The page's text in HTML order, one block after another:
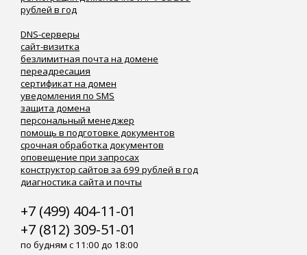
рублей в год
DNS-серверы
сайт-визитка
безлимитная почта на домене
переадресация
сертификат на домен
уведомления по SMS
защита домена
персональный менеджер
помощь в подготовке документов
срочная обработка документов
оповещение при запросах
конструктор сайтов за 699 рублей в год
диагностика сайта и почты
+7 (499) 404-11-01
+7 (812) 309-51-01
по будням с 11:00 до 18:00